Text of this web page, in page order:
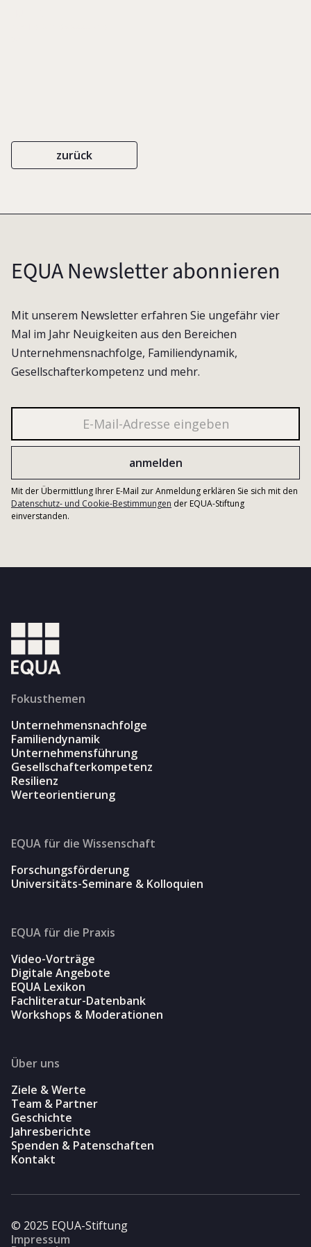
zurück
EQUA Newsletter abonnieren
Mit unserem Newsletter erfahren Sie ungefähr vier
Mal im Jahr Neuigkeiten aus den Bereichen
Unternehmensnachfolge, Familiendynamik,
Gesellschafterkompetenz und mehr.
Mit der Übermittlung Ihrer E-Mail zur Anmeldung erklären Sie sich mit den
Datenschutz- und Cookie-Bestimmungen der EQUA-Stiftung
einverstanden.
Fokusthemen
Unternehmensnachfolge
Familiendynamik
Unternehmensführung
Gesellschafterkompetenz
Resilienz
Werteorientierung
EQUA für die Wissenschaft
Forschungsförderung
Universitäts-Seminare & Kolloquien
EQUA für die Praxis
Video-Vorträge
Digitale Angebote
EQUA Lexikon
Fachliteratur-Datenbank
Workshops & Moderationen
Über uns
Ziele & Werte
Team & Partner
Geschichte
Jahresberichte
Spenden & Patenschaften
Kontakt
© 2025 EQUA-Stiftung
Impressum